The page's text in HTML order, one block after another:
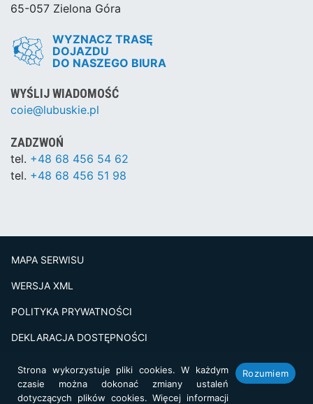
65-057 Zielona Góra
WYZNACZ TRASĘ
DOJAZDU
DO NASZEGO BIURA
WYŚLIJ WIADOMOŚĆ
coie@lubuskie.pl
ZADZWOŃ
tel. +48 68 456 54 62
tel. +48 68 456 51 98
MAPA SERWISU
WERSJA XML
POLITYKA PRYWATNOŚCI
DEKLARACJA DOSTĘPNOŚCI
Projekt i realizacja: netkoncept.com
Strona wykorzystuje pliki cookies. W każdym
czasie można dokonać zmiany ustaleń
dotyczących plików cookies. Więcej informacji
Rozumiem